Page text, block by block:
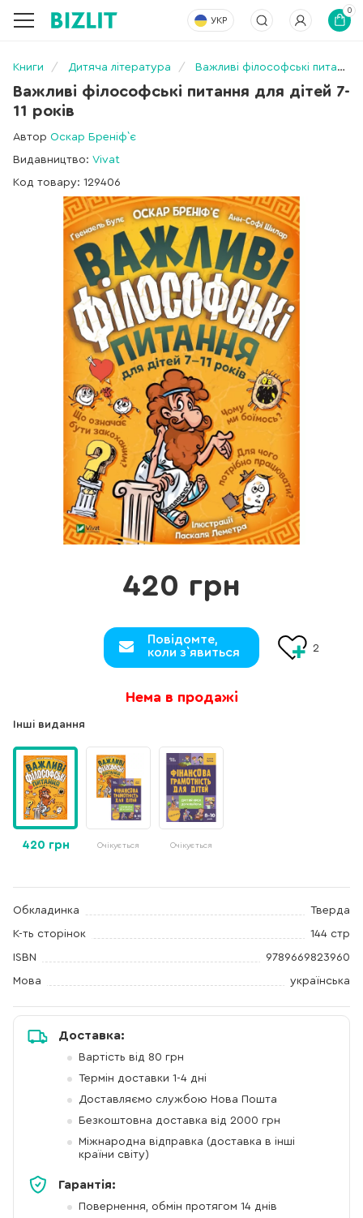
УКР
0
Книги Дитяча література Важливі філософські питання для дітей 7-11 років
Важливі філософські питання для дітей 7-
11 років
Автор Оскар Бреніф`є
Видавництво: Vivat
Код товару: 129406
Інші видання
420 грн Очікується Очікується
420 грн
Повідомте,
коли з`явиться
2
Нема в продажі
Обкладинка Тверда
К-ть сторінок 144 стр
ISBN 9789669823960
Мова українська
Доставка:
Вартість від 80 грн
Термін доставки 1-4 дні
Доставляємо службою Нова Пошта
Безкоштовна доставка від 2000 грн
Міжнародна відправка (доставка в інші
країни світу)
Гарантія:
Повернення, обмін протягом 14 днів